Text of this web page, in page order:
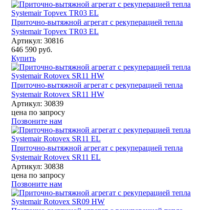
Приточно-вытяжной агрегат с рекуперацией тепла
Systemair Topvex TR03 EL
Артикул: 30816
646 590 руб.
Купить
Приточно-вытяжной агрегат с рекуперацией тепла
Systemair Rotovex SR11 HW
Артикул: 30839
цена по запросу
Позвоните нам
Приточно-вытяжной агрегат с рекуперацией тепла
Systemair Rotovex SR11 EL
Артикул: 30838
цена по запросу
Позвоните нам